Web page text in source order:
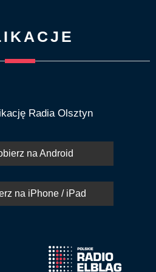
Radia Olsztyn
na Android
na iPhone / iPad